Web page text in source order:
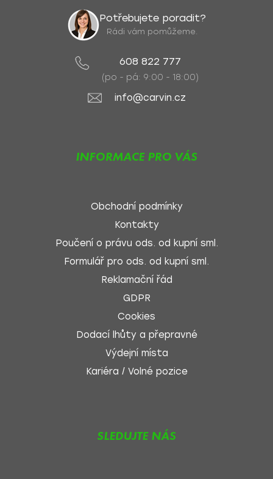
Potřebujete poradit?
Rádi vám pomůžeme.
608 822 777
(po - pá: 9:00 - 18:00)
info@carvin.cz
INFORMACE PRO VÁS
Obchodní podmínky
Kontakty
Poučení o právu ods. od kupní sml.
Formulář pro ods. od kupní sml.
Reklamační řád
GDPR
Cookies
Dodací lhůty a přepravné
Výdejní místa
Kariéra / Volné pozice
SLEDUJTE NÁS